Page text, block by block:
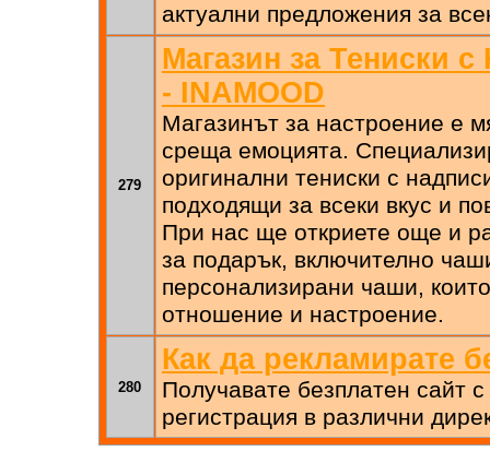
актуални предложения за
279
Магазин за Тениски
- INAMOOD
Магазинът за настроение е
среща емоцията.
оригинални тениски с
подходящи за всеки вкус и
При нас ще откриете още и
за подарък, включително
персонализирани чаши,
отношение и настроение.
280
Как да рекламирате
Получавате безплатен сайт
регистрация в различни